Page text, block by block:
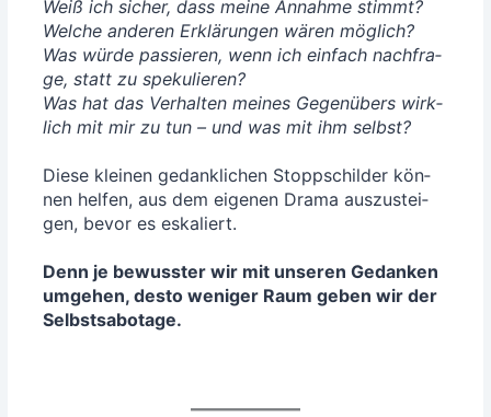
Weiß ich sicher, dass mei­ne Annah­me stimmt?
Wel­che ande­ren Erklä­run­gen wären mög­lich?
Was wür­de pas­sie­ren, wenn ich ein­fach nach­fra­
ge, statt zu spe­ku­lie­ren?
Was hat das Ver­hal­ten mei­nes Gegen­übers wirk­
lich mit mir zu tun – und was mit ihm selbst?
Die­se klei­nen gedank­li­chen Stopp­schil­der kön­
nen hel­fen, aus dem eige­nen Dra­ma aus­zu­stei­
gen, bevor es eska­liert.
Denn je bewuss­ter wir mit unse­ren Gedan­ken
umge­hen, des­to weni­ger Raum geben wir der
Selbstsabotage.